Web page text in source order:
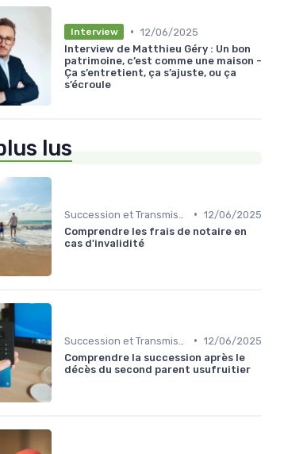
Interview • 12/06/2025
Interview de Matthieu Géry : Un bon
patrimoine, c’est comme une maison -
Ça s’entretient, ça s’ajuste, ou ça
s’écroule
lus
• 12/06/2025
Comprendre les frais de notaire en
cas d'invalidité
• 12/06/2025
Comprendre la succession après le
décès du second parent usufruitier